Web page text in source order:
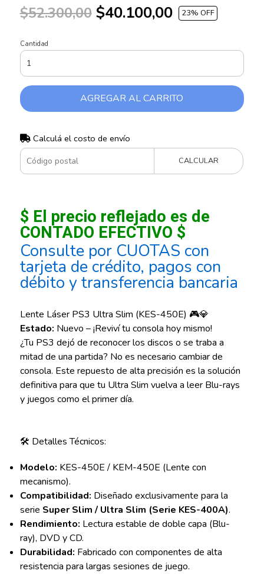
$52.300,00$40.100,00 23% OFF
Cantidad
AGREGAR AL CARRITO
Calculá el costo de envío
CALCULAR
$ El precio reflejado es de
CONTADO EFECTIVO $
Consulte por CUOTAS con
tarjeta de crédito, pagos con
débito y transferencia bancaria
Lente Láser PS3 Ultra Slim (KES-450E) 🎮💎
Estado: Nuevo – ¡Reviví tu consola hoy mismo!
¿Tu PS3 dejó de reconocer los discos o se traba a
mitad de una partida? No es necesario cambiar de
consola. Este repuesto de alta precisión es la solución
definitiva para que tu Ultra Slim vuelva a leer Blu-rays
y juegos como el primer día.
🛠️ Detalles Técnicos:
Modelo: KES-450E / KEM-450E (Lente con
mecanismo).
Compatibilidad: Diseñado exclusivamente para la
serie Super Slim / Ultra Slim (Serie KES-400A).
Rendimiento: Lectura estable de doble capa (Blu-
ray), DVD y CD.
Durabilidad: Fabricado con componentes de alta
resistencia para largas sesiones de juego.